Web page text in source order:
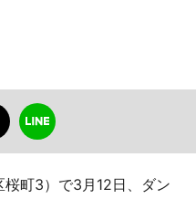
町3）で3月12日、ダン